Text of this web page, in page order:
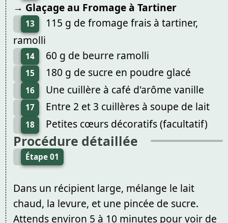
→ Glaçage au Fromage à Tartiner
13
115 g de fromage frais à tartiner,
ramolli
14 60 g de beurre ramolli
15 180 g de sucre en poudre glacé
16 Une cuillère à café d'arôme vanille
17 Entre 2 et 3 cuillères à soupe de lait
18 Petites cœurs décoratifs (facultatif)
Procédure détaillée
Étape 01
Dans un récipient large, mélange le lait
chaud, la levure, et une pincée de sucre.
Attends environ 5 à 10 minutes pour voir de